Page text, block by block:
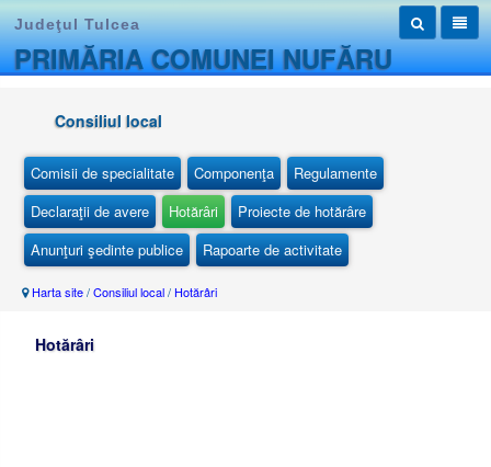
Judeţul Tulcea
PRIMĂRIA COMUNEI NUFĂRU
Consiliul local
Comisii de specialitate Componenţa
Regulamente
Declaraţii de avere
Hotărâri
Proiecte de hotărâre
Anunţuri şedinte publice
Rapoarte de activitate
Harta site/Consiliul local/ Hotărâri
Hotărâri